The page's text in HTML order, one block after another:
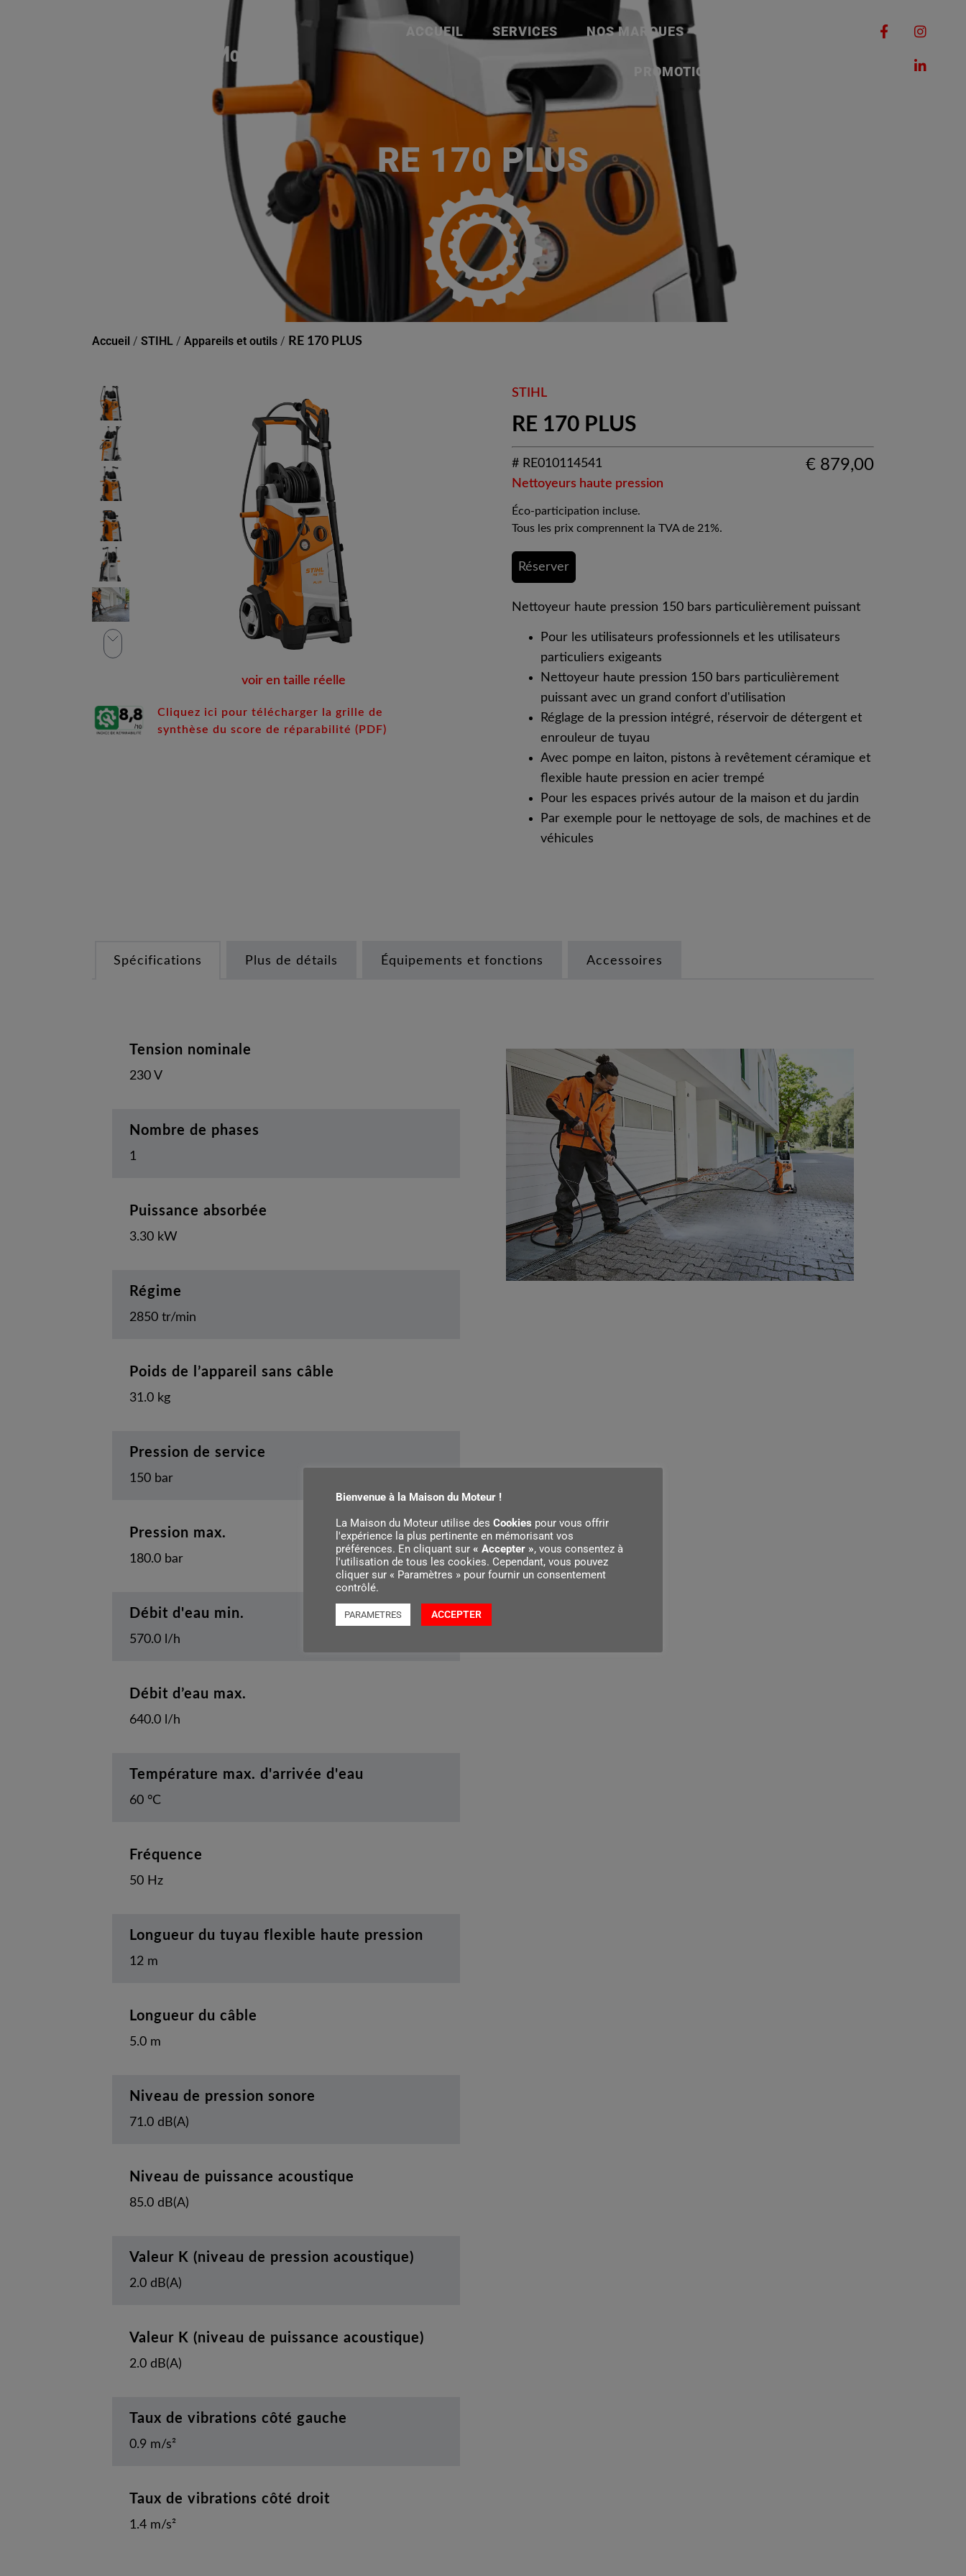
ACCUEIL SERVICES NOS MARQUES
PROMOTIONS
RE 170 PLUS
Accueil / STIHL / Appareils et outils / RE 170 PLUS
voir en taille réelle
Cliquez ici pour télécharger la grille de
synthèse du score de réparabilité (PDF)
STIHL
RE 170 PLUS
# RE010114541
Nettoyeurs haute pression
€ 879,00
Éco-participation incluse.
Tous les prix comprennent la TVA de 21%.
Réserver
Nettoyeur haute pression 150 bars particulièrement puissant
Pour les utilisateurs professionnels et les utilisateurs
particuliers exigeants
Nettoyeur haute pression 150 bars particulièrement
puissant avec un grand confort d'utilisation
Réglage de la pression intégré, réservoir de détergent et
enrouleur de tuyau
Avec pompe en laiton, pistons à revêtement céramique et
flexible haute pression en acier trempé
Pour les espaces privés autour de la maison et du jardin
Par exemple pour le nettoyage de sols, de machines et de
véhicules
Spécifications Plus de détails Équipements et fonctions Accessoires
Tension nominale
230 V
Nombre de phases
1
Puissance absorbée
3.30 kW
Régime
2850 tr/min
Poids de l’appareil sans câble
31.0 kg
Pression de service
150 bar
Pression max.
180.0 bar
Débit d'eau min.
570.0 l/h
Débit d’eau max.
640.0 l/h
Température max. d'arrivée d'eau
60 °C
Fréquence
50 Hz
Longueur du tuyau flexible haute pression
12 m
Longueur du câble
5.0 m
Niveau de pression sonore
71.0 dB(A)
Niveau de puissance acoustique
85.0 dB(A)
Valeur K (niveau de pression acoustique)
2.0 dB(A)
Valeur K (niveau de puissance acoustique)
2.0 dB(A)
Taux de vibrations côté gauche
0.9 m/s²
Taux de vibrations côté droit
1.4 m/s²
Bienvenue à la Maison du Moteur !
La Maison du Moteur utilise des Cookies pour vous offrir
l'expérience la plus pertinente en mémorisant vos
préférences. En cliquant sur « Accepter », vous consentez à
l'utilisation de tous les cookies. Cependant, vous pouvez
cliquer sur « Paramètres » pour fournir un consentement
contrôlé.
PARAMETRES ACCEPTER